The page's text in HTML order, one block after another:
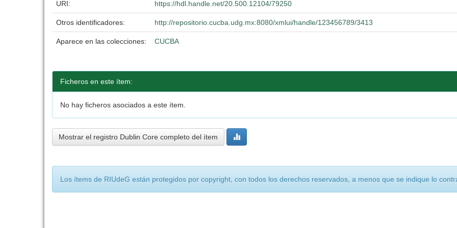
URI: https://hdl.handle.net/20.500.12104/79250
Otros identificadores: http://repositorio.cucba.udg.mx:8080/xmlui/handle/123456789/3413
Aparece en las colecciones: CUCBA
Ficheros en este ítem:
No hay ficheros asociados a este ítem.
Mostrar el registro Dublin Core completo del ítem
Los ítems de RIUdeG están protegidos por copyright, con todos los derechos reservados, a menos que se indique lo